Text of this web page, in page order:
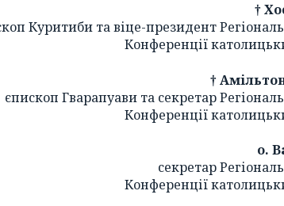
†
Куритиби та віце-президент
Конференції
†
єпископ Гварапуави та секретар
Конференції
о.
секретар
Конференції